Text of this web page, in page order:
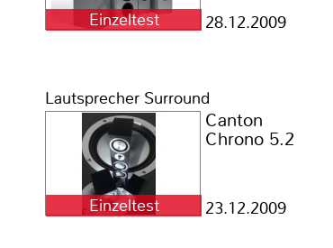
Einzeltest 28.12.2009
Lautsprecher Surround
Einzeltest
Canton
Chrono 5.2
23.12.2009